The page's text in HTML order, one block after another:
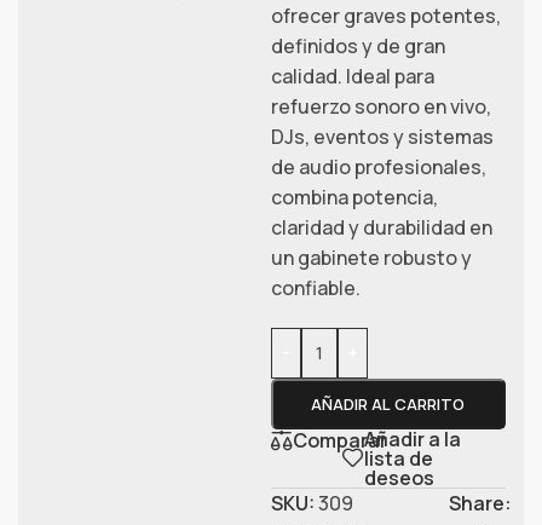
ofrecer graves potentes,
definidos y de gran
calidad. Ideal para
refuerzo sonoro en vivo,
DJs, eventos y sistemas
de audio profesionales,
combina potencia,
claridad y durabilidad en
un gabinete robusto y
confiable.
AÑADIR AL CARRITO
CompararAñadir a la
lista de
deseos
SKU:309
Share: